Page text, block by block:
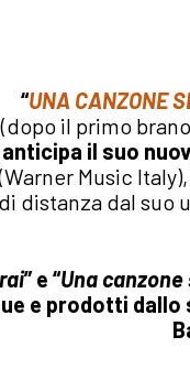
“UNA CANZONE
(dopo il primo brano
anticipa il suo
(Warner Music Italy),
di distanza dal suo
” e “Una
e prodotti dallo